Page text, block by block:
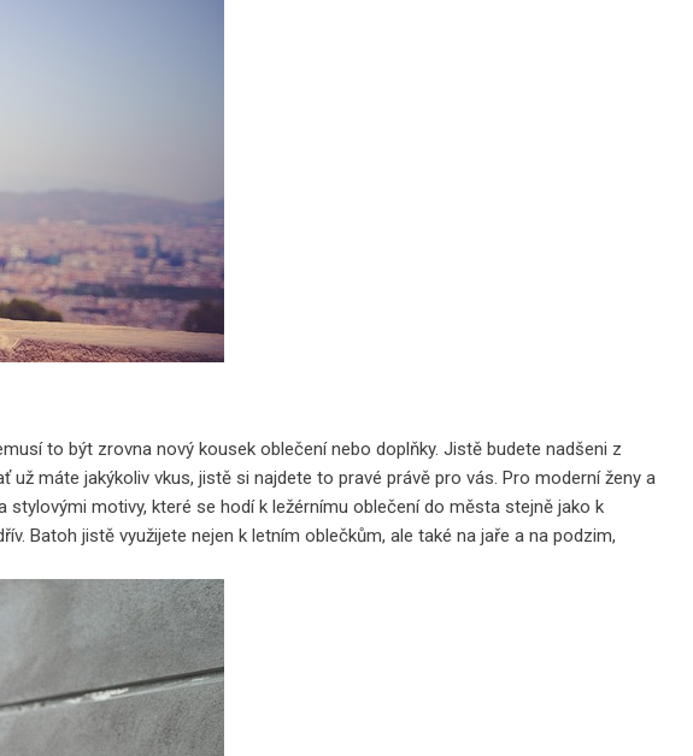
to být zrovna nový kousek oblečení nebo doplňky. Jistě budete nadšeni z
máte jakýkoliv vkus, jistě si najdete to pravé právě pro vás. Pro moderní ženy a
motivy, které se hodí k ležérnímu oblečení do města stejně jako k
Batoh jistě využijete nejen k letním oblečkům, ale také na jaře a na podzim,